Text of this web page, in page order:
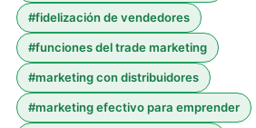
#fidelización de vendedores
#funciones del trade marketing
#marketing con distribuidores
#marketing efectivo para emprender